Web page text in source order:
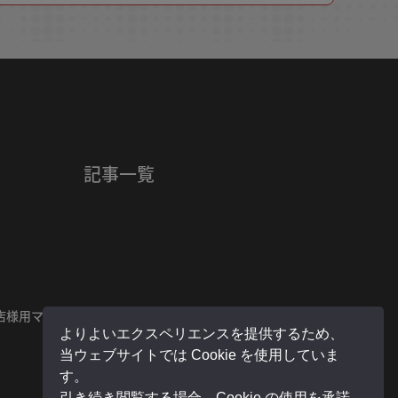
記事一覧
様用マイページ
よりよいエクスペリエンスを提供するため、
当ウェブサイトでは Cookie を使用していま
す。